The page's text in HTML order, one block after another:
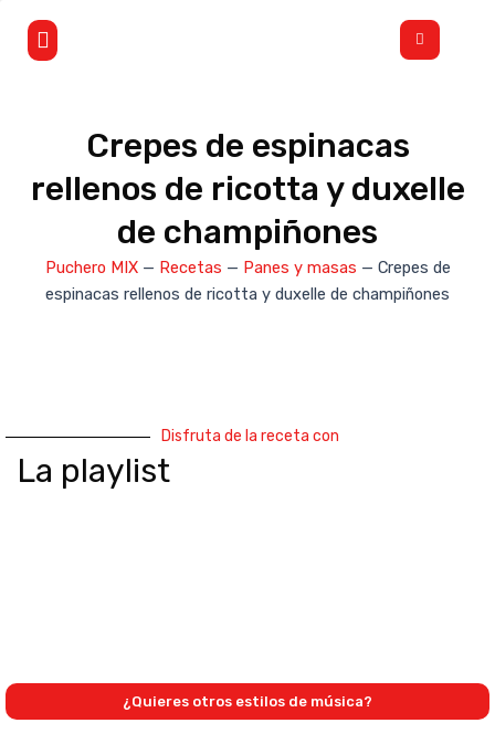
contenido
Flyout
Menu
Crepes de espinacas
rellenos de ricotta y duxelle
de champiñones
Puchero MIX— Recetas — Panes y masas — Crepes de
espinacas rellenos de ricotta y duxelle de champiñones
Disfruta de la receta con
La playlist
¿Quieres otros estilos de música?